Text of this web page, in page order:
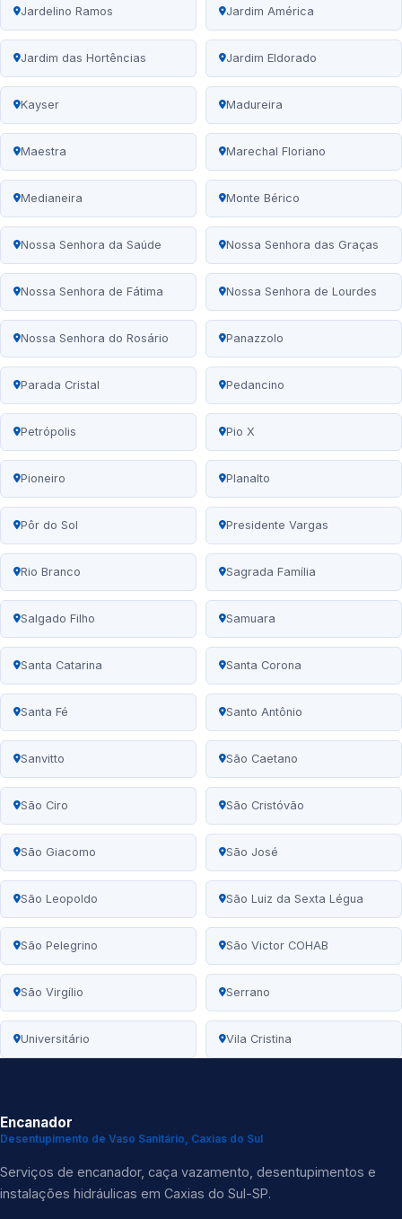
Jardelino Ramos Jardim América
Jardim das Hortências Jardim Eldorado
Kayser Madureira
Maestra Marechal Floriano
Medianeira Monte Bérico
Nossa Senhora da Saúde Nossa Senhora das Graças
Nossa Senhora de Fátima Nossa Senhora de Lourdes
Nossa Senhora do Rosário Panazzolo
Parada Cristal Pedancino
Petrópolis Pio X
Pioneiro Planalto
Pôr do Sol Presidente Vargas
Rio Branco Sagrada Família
Salgado Filho Samuara
Santa Catarina Santa Corona
Santa Fé Santo Antônio
Sanvitto São Caetano
São Ciro São Cristóvão
São Giacomo São José
São Leopoldo São Luiz da Sexta Légua
São Pelegrino São Victor COHAB
São Virgílio Serrano
Universitário Vila Cristina
Encanador
Desentupimento de Vaso Sanitário, Caxias do Sul
Serviços de encanador, caça vazamento, desentupimentos e
instalações hidráulicas em Caxias do Sul-SP.